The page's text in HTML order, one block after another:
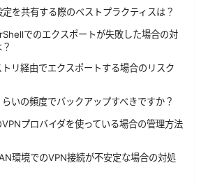
定を共有する際のベストプラクティスは？
でのエクスポートが失敗した場合の対
トリ経由でエクスポートする場合のリスク
らいの頻度でバックアップすべきですか？
プロバイダを使っている場合の管理方法
環境でのVPN接続が不安定な場合の対処